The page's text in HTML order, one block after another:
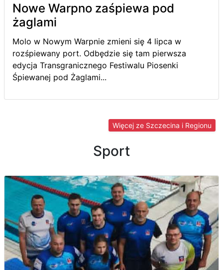
Nowe Warpno zaśpiewa pod
żaglami
Molo w Nowym Warpnie zmieni się 4 lipca w
rozśpiewany port. Odbędzie się tam pierwsza
edycja Transgranicznego Festiwalu Piosenki
Śpiewanej pod Żaglami...
Więcej ze Szczecina i Regionu
Sport